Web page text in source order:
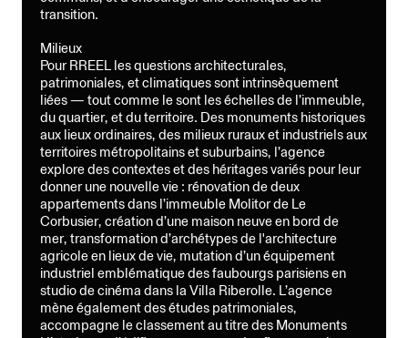
transition.
Milieux
Pour RREEL les questions architecturales,
patrimoniales, et climatiques sont intrinsèquement
liées — tout comme le sont les échelles de l’immeuble,
du quartier, et du territoire. Des monuments historiques
aux lieux ordinaires, des milieux ruraux et industriels aux
territoires métropolitains et suburbains, l’agence
explore des contextes et des héritages variés pour leur
donner une nouvelle vie : rénovation de deux
appartements dans l’immeuble Molitor de Le
Corbusier, création d’une maison neuve en bord de
mer, transformation d’archétypes de l'architecture
agricole en lieux de vie, mutation d’un équipement
industriel emblématique des faubourgs parisiens en
studio de cinéma dans la Villa Riberolle. L’agence
mène également des études patrimoniales,
accompagne le classement au titre des Monuments